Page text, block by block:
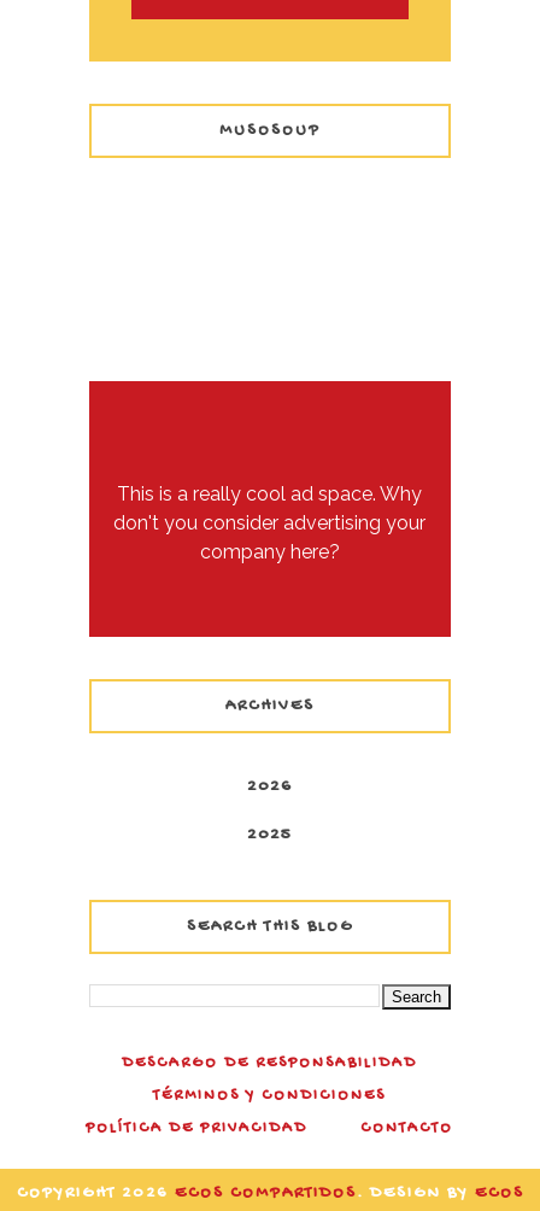
MUSOSOUP
This is a really cool ad space. Why
don't you consider advertising your
company here?
ARCHIVES
2026
2025
SEARCH THIS BLOG
DESCARGO DE RESPONSABILIDAD
TÉRMINOS Y CONDICIONES
POLÍTICA DE PRIVACIDAD
CONTACTO
COPYRIGHT 2026 ECOS COMPARTIDOS. DESIGN BY ECOS